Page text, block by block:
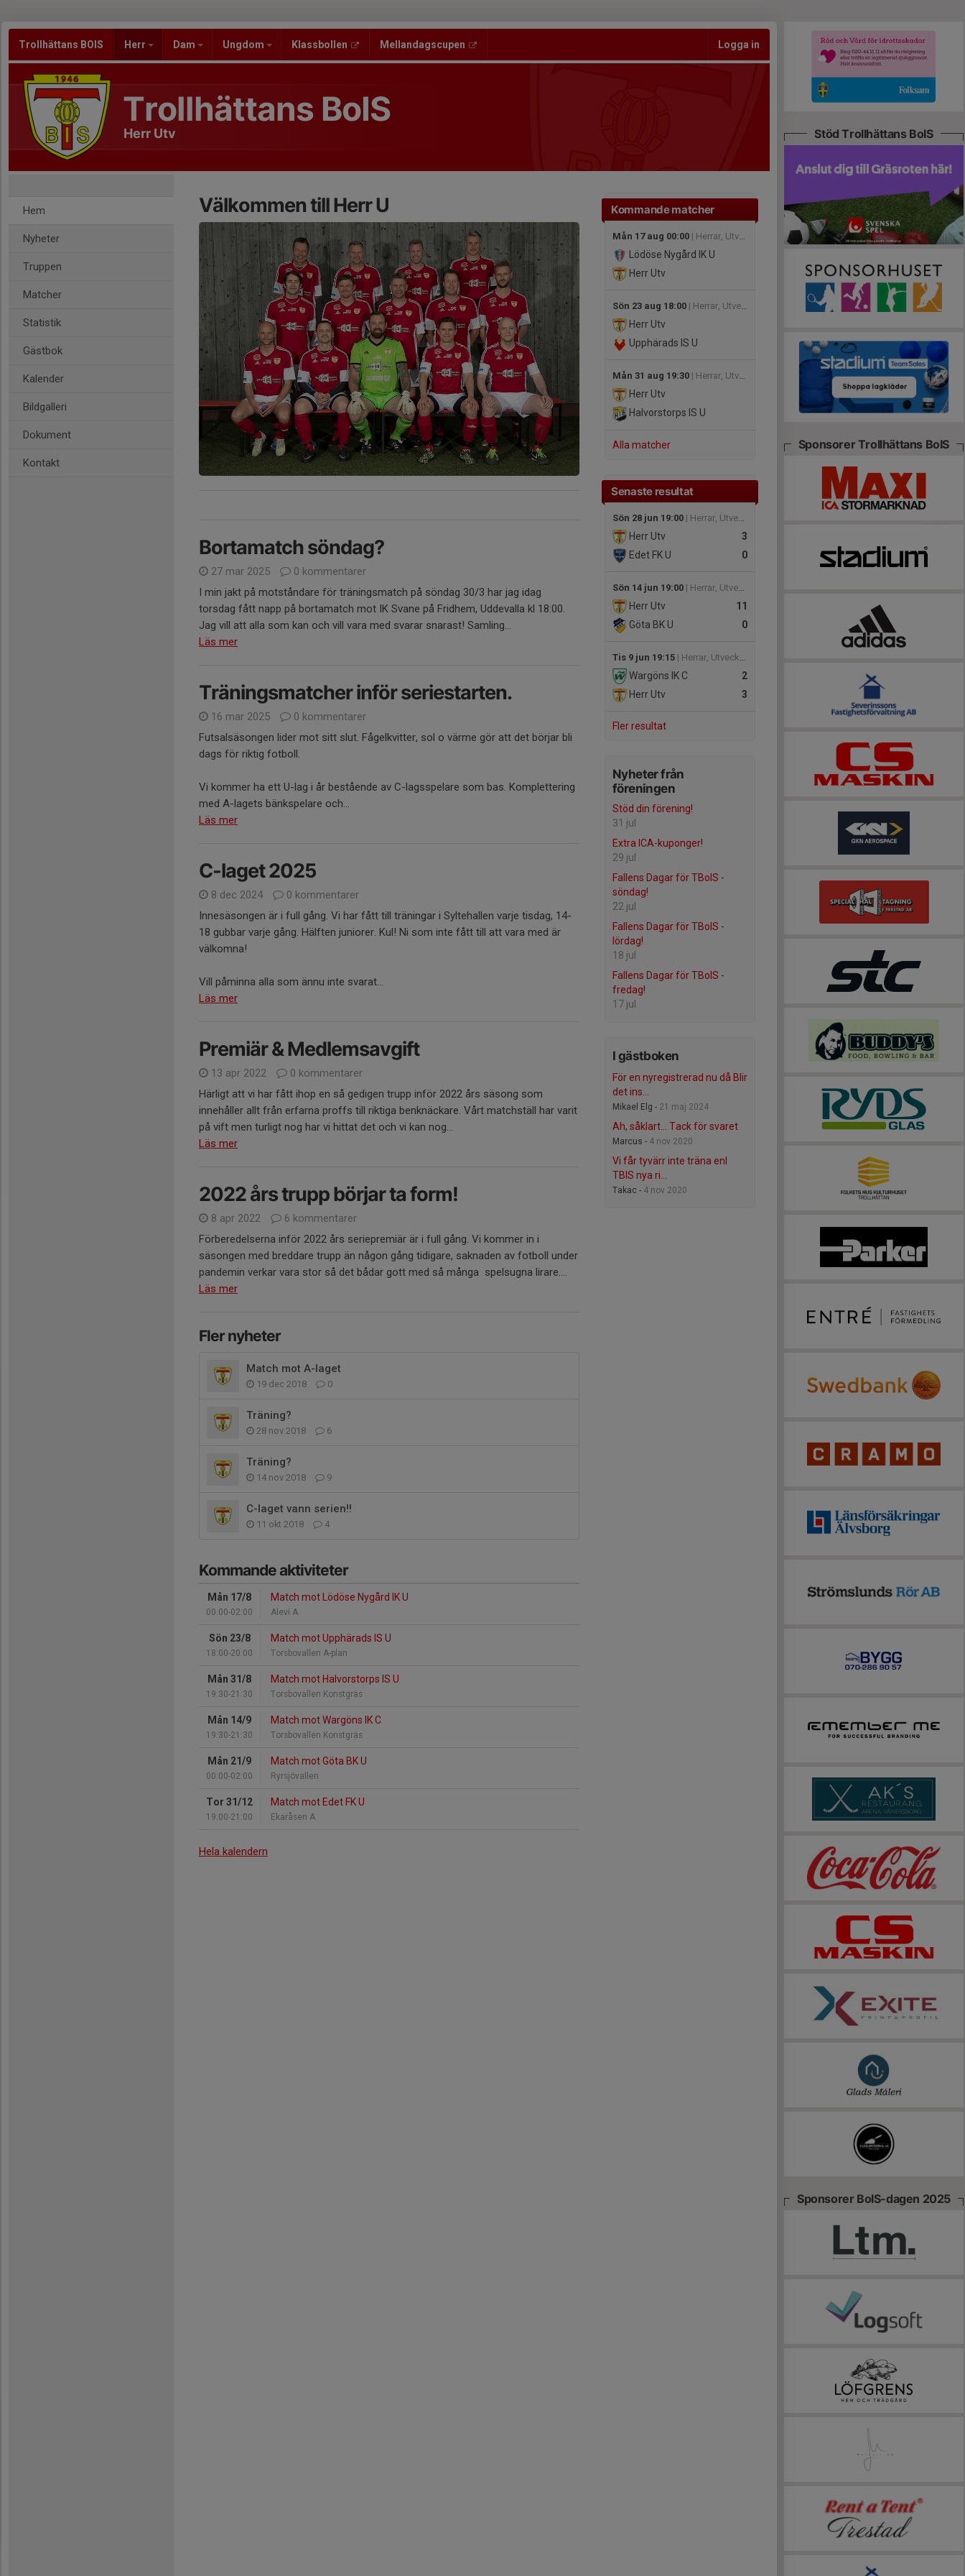
Trollhättans BOIS Herr Dam Ungdom Klassbollen Mellandagscupen Logga in
Trollhättans BoIS
Herr Utv
Hem
Nyheter
Truppen
Matcher
Statistik
Gästbok
Kalender
Bildgalleri
Dokument
Kontakt
Kommande matcher
Mån 17 aug 00:00 | Herrar, Utveckling B Trollhättan
Lödöse Nygård IK U
Herr Utv
Sön 23 aug 18:00 | Herrar, Utveckling B Trollhättan
Herr Utv
Upphärads IS U
Mån 31 aug 19:30 | Herrar, Utveckling B Trollhättan
Herr Utv
Halvorstorps IS U
Alla matcher
Senaste resultat
Sön 28 jun 19:00 | Herrar, Utveckling B Trollhättan
3
Herr Utv
0
Edet FK U
Sön 14 jun 19:00 | Herrar, Utveckling B Trollhättan
11
Herr Utv
0
Göta BK U
Tis 9 jun 19:15 | Herrar, Utveckling B Trollhättan
2
Wargöns IK C
3
Herr Utv
Fler resultat
Nyheter från
föreningen
Stöd din förening!
31 jul
Extra ICA-kuponger!
29 jul
Fallens Dagar för TBoIS -
söndag!
22 jul
Fallens Dagar för TBoIS -
lördag!
18 jul
Fallens Dagar för TBoIS -
fredag!
17 jul
I gästboken
För en nyregistrerad nu då Blir
det ins...
Mikael Elg - 21 maj 2024
Ah, såklart... Tack för svaret
Marcus - 4 nov 2020
Vi får tyvärr inte träna enl
TBIS nya ri...
Takac - 4 nov 2020
Välkommen till Herr U
Bortamatch söndag?
27 mar 2025
0 kommentarer
I min jakt på motståndare för träningsmatch på söndag 30/3 har jag idag
torsdag fått napp på bortamatch mot IK Svane på Fridhem, Uddevalla kl 18:00.
Jag vill att alla som kan och vill vara med svarar snarast! Samling...
Läs mer
Träningsmatcher inför seriestarten.
16 mar 2025
0 kommentarer
Futsalsäsongen lider mot sitt slut. Fågelkvitter, sol o värme gör att det börjar bli
dags för riktig fotboll.
Vi kommer ha ett U-lag i år bestående av C-lagsspelare som bas. Komplettering
med A-lagets bänkspelare och...
Läs mer
C-laget 2025
8 dec 2024
0 kommentarer
Innesäsongen är i full gång. Vi har fått till träningar i Syltehallen varje tisdag, 14-
18 gubbar varje gång. Hälften juniorer. Kul! Ni som inte fått till att vara med är
välkomna!
Vill påminna alla som ännu inte svarat...
Läs mer
Premiär & Medlemsavgift
13 apr 2022
0 kommentarer
Härligt att vi har fått ihop en så gedigen trupp inför 2022 års säsong som
innehåller allt från erfarna proffs till riktiga benknäckare. Vårt matchställ har varit
på vift men turligt nog har vi hittat det och vi kan nog...
Läs mer
2022 års trupp börjar ta form!
8 apr 2022
6 kommentarer
Förberedelserna inför 2022 års seriepremiär är i full gång. Vi kommer in i
säsongen med breddare trupp än någon gång tidigare, saknaden av fotboll under
pandemin verkar vara stor så det bådar gott med så många spelsugna lirare....
Läs mer
Fler nyheter
Match mot A-laget
19 dec 2018 0
Träning?
28 nov 2018 6
Träning?
14 nov 2018 9
C-laget vann serien!!
11 okt 2018 4
Kommande aktiviteter
Mån 17/8
00:00-02:00
Match mot Lödöse Nygård IK U
Alevi A
Sön 23/8
18:00-20:00
Match mot Upphärads IS U
Torsbovallen A-plan
Mån 31/8
19:30-21:30
Match mot Halvorstorps IS U
Torsbovallen Konstgräs
Mån 14/9
19:30-21:30
Match mot Wargöns IK C
Torsbovallen Konstgräs
Mån 21/9
00:00-02:00
Match mot Göta BK U
Ryrsjövallen
Tor 31/12
19:00-21:00
Match mot Edet FK U
Ekaråsen A
Hela kalendern
Stöd Trollhättans BoIS
Sponsorer Trollhättans BoIS
Sponsorer BoIS-dagen 2025